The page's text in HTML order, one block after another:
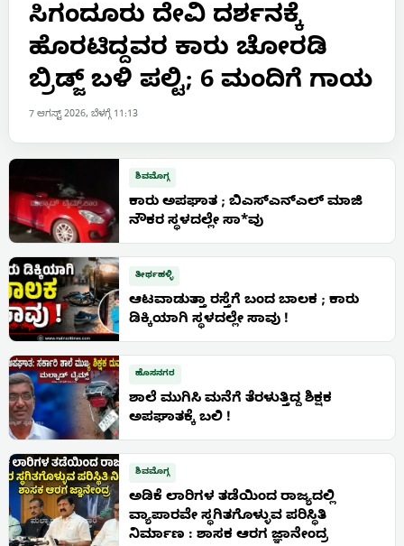
ಸಿಗಂದೂರು ದೇವಿ ದರ್ಶನಕ್ಕೆ
ಹೊರಟಿದ್ದವರ ಕಾರು ಚೋರಡಿ
ಬ್ರಿಡ್ಜ್ ಬಳಿ ಪಲ್ಟಿ; 6 ಮಂದಿಗೆ ಗಾಯ
7 ಆಗಸ್ಟ್ 2026, ಬೆಳಗ್ಗೆ 11:13
ಶಿವಮೊಗ್ಗ
ಕಾರು ಅಪಘಾತ ; ಬಿಎಸ್ಎನ್ಎಲ್ ಮಾಜಿ
ನೌಕರ ಸ್ಥಳದಲ್ಲೇ ಸಾ*ವು
ತೀರ್ಥಹಳ್ಳಿ
ಆಟವಾಡುತ್ತಾ ರಸ್ತೆಗೆ ಬಂದ ಬಾಲಕ ; ಕಾರು
ಡಿಕ್ಕಿಯಾಗಿ ಸ್ಥಳದಲ್ಲೇ ಸಾವು !
ಹೊಸನಗರ
ಶಾಲೆ ಮುಗಿಸಿ ಮನೆಗೆ ತೆರಳುತ್ತಿದ್ದ ಶಿಕ್ಷಕ
ಅಪಘಾತಕ್ಕೆ ಬಲಿ !
ಶಿವಮೊಗ್ಗ
ಅಡಿಕೆ ಲಾರಿಗಳ ತಡೆಯಿಂದ ರಾಜ್ಯದಲ್ಲಿ
ವ್ಯಾಪಾರವೇ ಸ್ಥಗಿತಗೊಳ್ಳುವ ಪರಿಸ್ಥಿತಿ
ನಿರ್ಮಾಣ : ಶಾಸಕ ಆರಗ ಜ್ಞಾನೇಂದ್ರ